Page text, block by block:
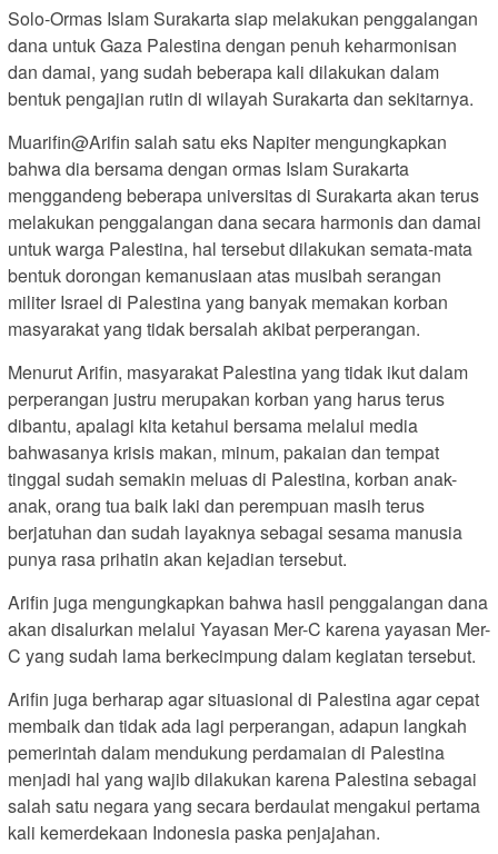
Solo-Ormas Islam Surakarta siap melakukan penggalangan
dana untuk Gaza Palestina dengan penuh keharmonisan
dan damai, yang sudah beberapa kali dilakukan dalam
bentuk pengajian rutin di wilayah Surakarta dan sekitarnya.
Muarifin@Arifin salah satu eks Napiter mengungkapkan
bahwa dia bersama dengan ormas Islam Surakarta
menggandeng beberapa universitas di Surakarta akan terus
melakukan penggalangan dana secara harmonis dan damai
untuk warga Palestina, hal tersebut dilakukan semata-mata
bentuk dorongan kemanusiaan atas musibah serangan
militer Israel di Palestina yang banyak memakan korban
masyarakat yang tidak bersalah akibat perperangan.
Menurut Arifin, masyarakat Palestina yang tidak ikut dalam
perperangan justru merupakan korban yang harus terus
dibantu, apalagi kita ketahui bersama melalui media
bahwasanya krisis makan, minum, pakaian dan tempat
tinggal sudah semakin meluas di Palestina, korban anak-
anak, orang tua baik laki dan perempuan masih terus
berjatuhan dan sudah layaknya sebagai sesama manusia
punya rasa prihatin akan kejadian tersebut.
Arifin juga mengungkapkan bahwa hasil penggalangan dana
akan disalurkan melalui Yayasan Mer-C karena yayasan Mer-
C yang sudah lama berkecimpung dalam kegiatan tersebut.
Arifin juga berharap agar situasional di Palestina agar cepat
membaik dan tidak ada lagi perperangan, adapun langkah
pemerintah dalam mendukung perdamaian di Palestina
menjadi hal yang wajib dilakukan karena Palestina sebagai
salah satu negara yang secara berdaulat mengakui pertama
kali kemerdekaan Indonesia paska penjajahan.